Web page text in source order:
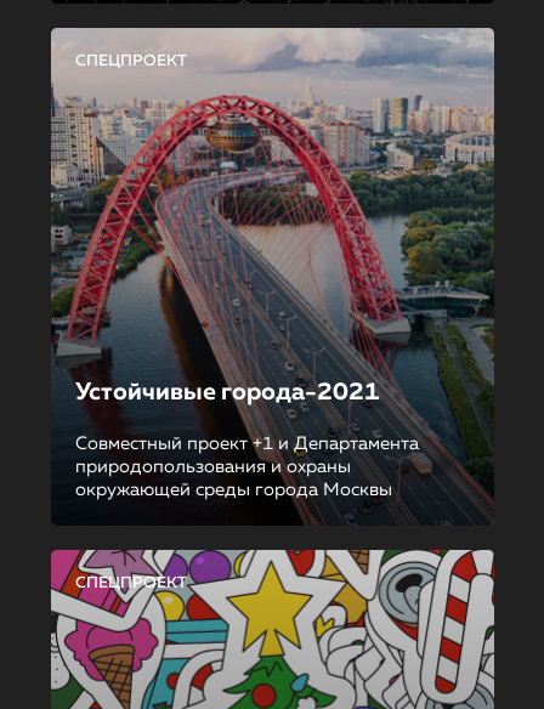
СПЕЦПРОЕКТ
Устойчивые города-2021
Совместный проект +1 и Департамента
природопользования и охраны
окружающей среды города Москвы
СПЕЦПРОЕКТ